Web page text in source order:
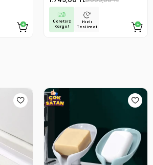
Takip
Ücretsiz
Kargo!
Hızlı
Teslimat